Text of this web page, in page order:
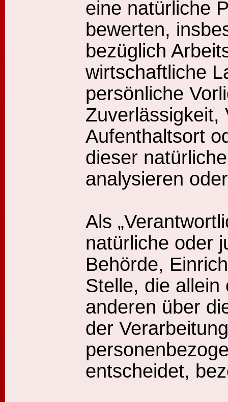
eine natürliche
bewerten,
bezüglich
wirtschaftliche
persönliche
Zuverlässigkeit,
Aufenthaltsort
dieser
analysieren
Als
natürliche oder
Behörde,
Stelle, die
anderen über
der
entscheidet,